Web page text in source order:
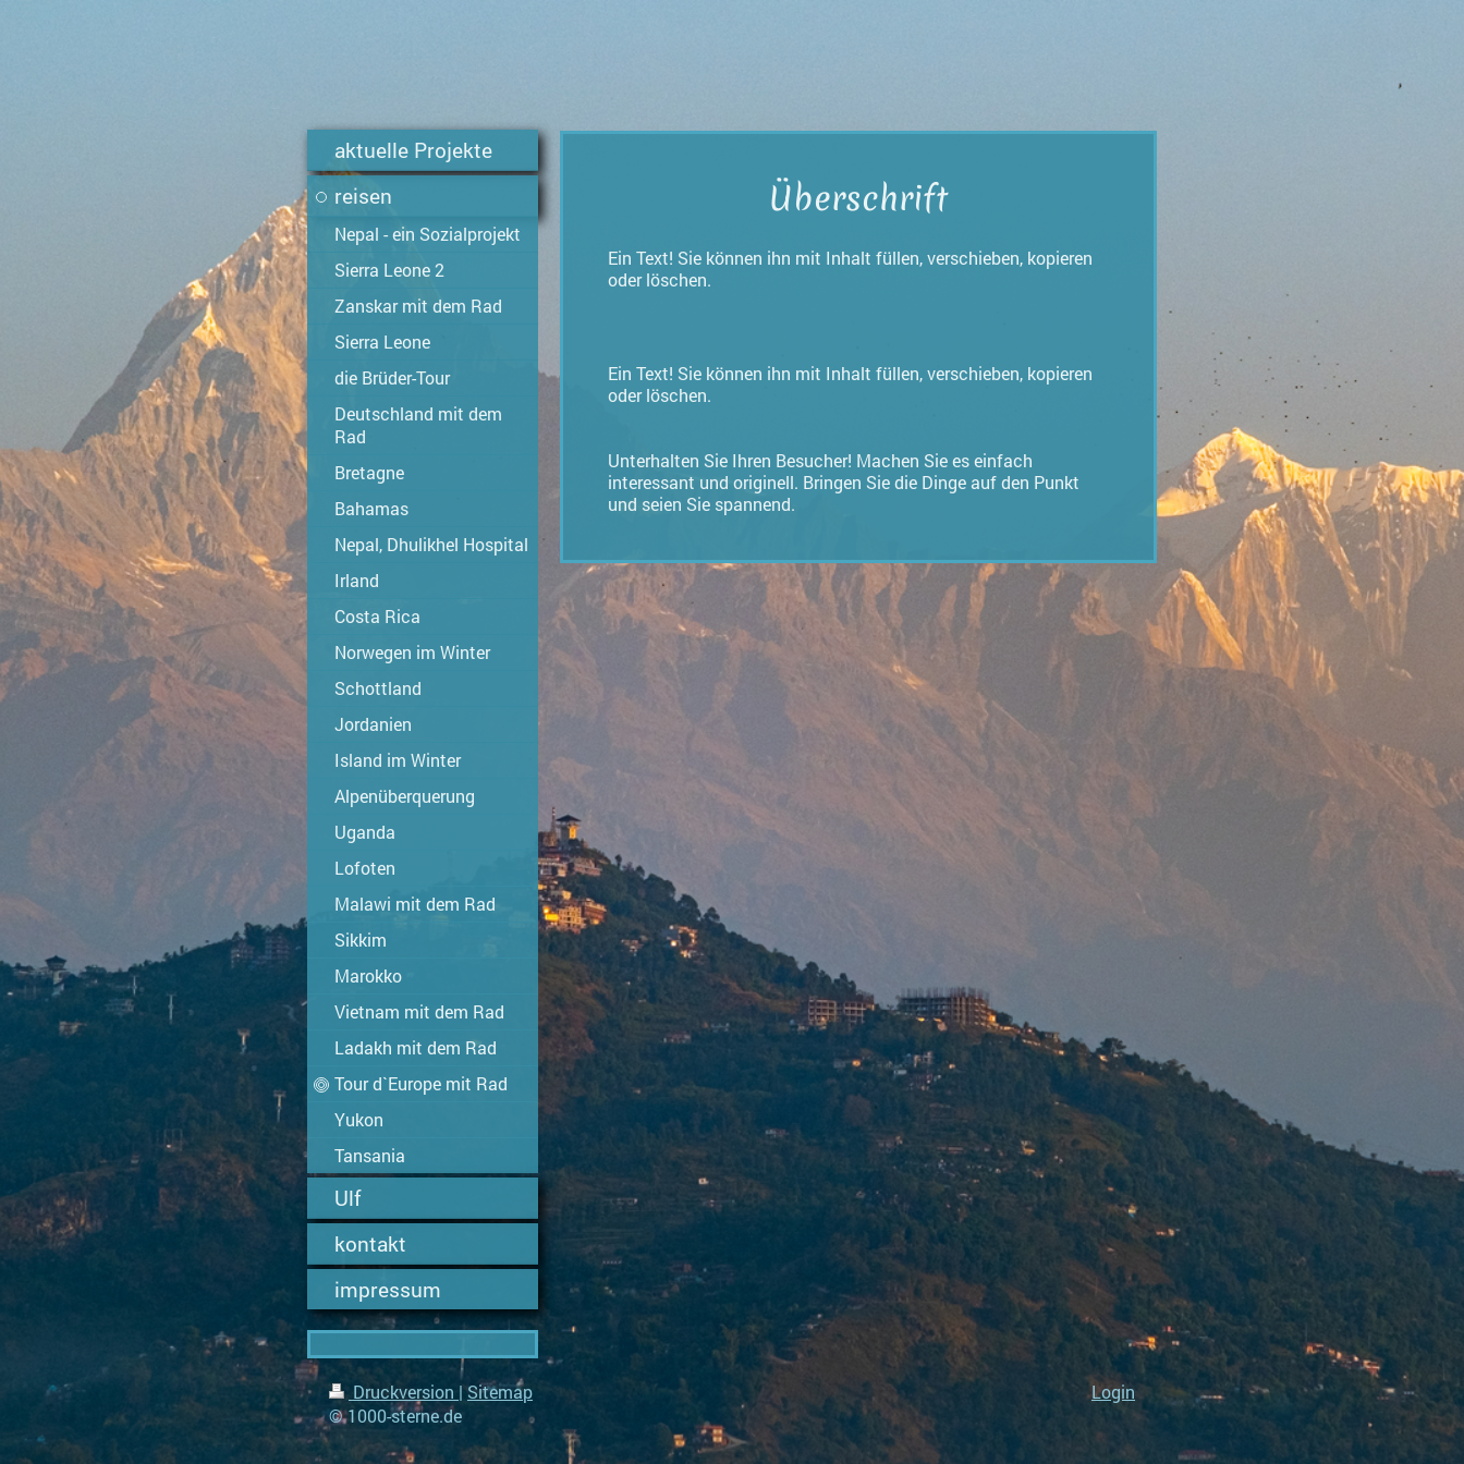
aktuelle Projekte
reisen
Nepal - ein Sozialprojekt
Sierra Leone 2
Zanskar mit dem Rad
Sierra Leone
die Brüder-Tour
Deutschland mit dem
Rad
Bretagne
Bahamas
Nepal, Dhulikhel Hospital
Irland
Costa Rica
Norwegen im Winter
Schottland
Jordanien
Island im Winter
Alpenüberquerung
Uganda
Lofoten
Malawi mit dem Rad
Sikkim
Marokko
Vietnam mit dem Rad
Ladakh mit dem Rad
Tour d`Europe mit Rad
Yukon
Tansania
Ulf
kontakt
impressum
Überschrift
Ein Text! Sie können ihn mit Inhalt füllen, verschieben, kopieren
oder löschen.
Ein Text! Sie können ihn mit Inhalt füllen, verschieben, kopieren
oder löschen.
Unterhalten Sie Ihren Besucher! Machen Sie es einfach
interessant und originell. Bringen Sie die Dinge auf den Punkt
und seien Sie spannend.
Druckversion | Sitemap
© 1000-sterne.de
Login